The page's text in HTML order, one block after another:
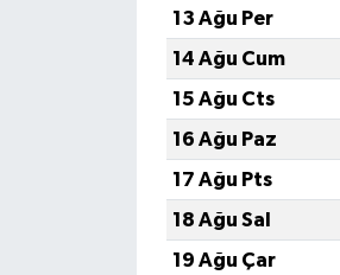
13 Ağu Per
14 Ağu Cum
15 Ağu Cts
16 Ağu Paz
17 Ağu Pts
18 Ağu Sal
19 Ağu Çar